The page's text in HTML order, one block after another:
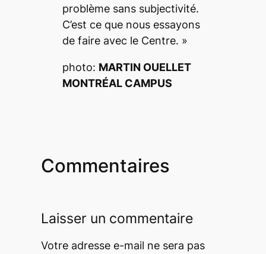
problème sans subjectivité.
C’est ce que nous essayons
de faire avec le Centre. »
photo: MARTIN OUELLET
MONTRÉAL CAMPUS
Commentaires
Laisser un commentaire
Votre adresse e-mail ne sera pas